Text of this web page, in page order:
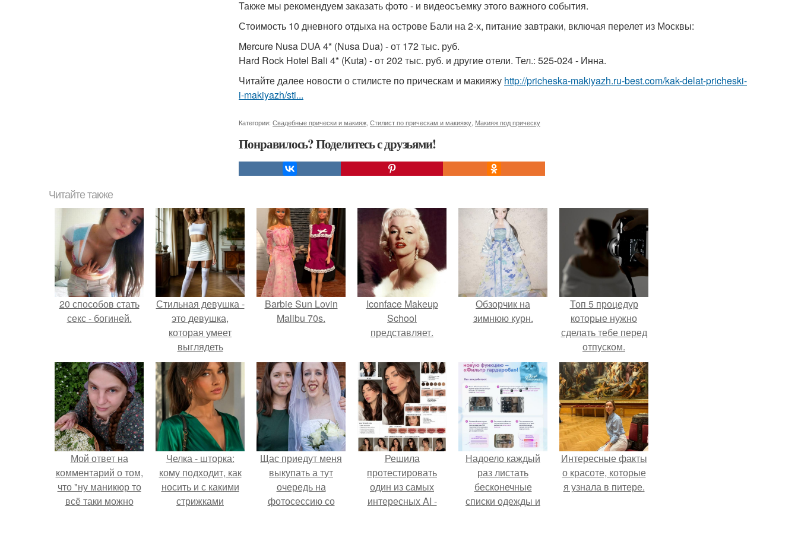
Также мы рекомендуем заказать фото - и видеосъемку этого важного события.
Стоимость 10 дневного отдыха на острове Бали на 2-х, питание завтраки, включая перелет из Москвы:
Mercure Nusa DUA 4* (Nusa Dua) - от 172 тыс. руб.
Hard Rock Hotel Bali 4* (Kuta) - от 202 тыс. руб. и другие отели. Тел.: 525-024 - Инна.
Читайте далее новости о стилисте по прическам и макияжу http://pricheska-makiyazh.ru-best.com/kak-delat-pricheski-
i-makiyazh/sti...
Категории: Свадебные прически и макияж Стилист по прическам и макияжу Макияж под прическу
Понравилось? Поделитесь с друзьями!
Читайте также
20 способов стать
секс - богиней.
Стильная девушка -
это девушка,
которая умеет
выглядеть
привлекательно и
элегантно в любои
ситуации.
Barbie Sun Lovin
Malibu 70s.
Iconface Makeup
School
представляет.
Обзорчик на
зимнюю курн.
Топ 5 процедур
которые нужно
сделать тебе перед
отпуском.
Мой ответ на
комментарий о том,
что "ну маникюр то
всё таки можно
Челка - шторка:
кому подходит, как
носить и с какими
стрижками
Щас приедут меня
выкупать а тут
очередь на
фотосессию со
Решила
протестировать
один из самых
интересных AI -
Надоело каждый
раз листать
бесконечные
списки одежды и
Интересные факты
о красоте, которые
я узнала в питере.